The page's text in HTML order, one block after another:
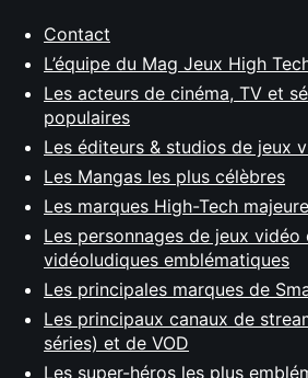
Contact
L’équipe du Mag Jeux High
Les acteurs de cinéma, TV et
populaires
Les éditeurs & studios de jeux
Les Mangas les plus célèbres
Les marques High-Tech
Les personnages de jeux vidéo
vidéoludiques emblématiques
Les principales marques de
Les principaux canaux de
séries) et de VOD
Les super-héros les plus